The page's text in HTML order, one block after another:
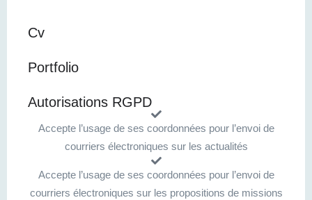
Cv
Portfolio
Autorisations RGPD
Accepte l’usage de ses coordonnées pour l’envoi de
courriers électroniques sur les actualités
Accepte l’usage de ses coordonnées pour l’envoi de
courriers électroniques sur les propositions de missions